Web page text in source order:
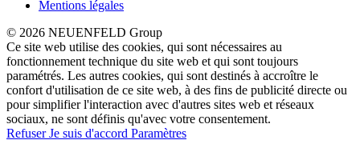
Mentions légales
© 2026 NEUENFELD Group
Ce site web utilise des cookies, qui sont nécessaires au
fonctionnement technique du site web et qui sont toujours
paramétrés. Les autres cookies, qui sont destinés à accroître le
confort d'utilisation de ce site web, à des fins de publicité directe ou
pour simplifier l'interaction avec d'autres sites web et réseaux
sociaux, ne sont définis qu'avec votre consentement.
RefuserJe suis d'accord Paramètres